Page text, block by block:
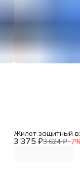
3 375 ₽3 624 ₽−7
Жилет защитный